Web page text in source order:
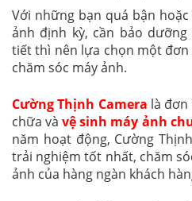
Với những bạn quá bận
ảnh định kỳ, cần bảo
tiết thì nên lựa chọn một đơn
chăm sóc máy ảnh.
Cường Thịnh Camera là đơn
chữa vàvệ sinh máy ảnh
năm hoạt động, Cường
trải nghiệm tốt nhất, chăm
ảnh của hàng ngàn khách